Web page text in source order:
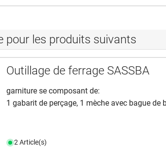
pour les produits suivants
Outillage de ferrage SASSBA
garniture se composant de:
1 gabarit de perçage, 1 mèche avec bague de
2 Article(s)